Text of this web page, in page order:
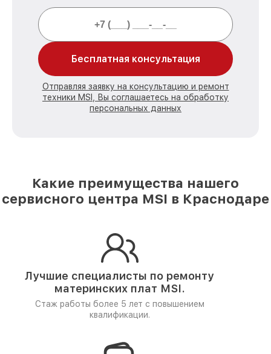
Бесплатная консультация
Отправляя заявку на консультацию и ремонт
техники MSI, Вы соглашаетесь на обработку
персональных данных
Какие преимущества нашего
сервисного центра MSI в Краснодаре
Лучшие специалисты по ремонту
материнских плат MSI.
Стаж работы более 5 лет с повышением
квалификации.